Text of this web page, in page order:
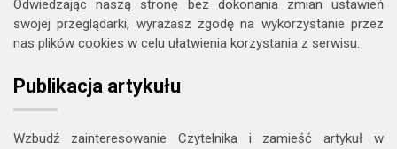
Odwiedzając naszą stronę bez dokonania zmian ustawień
swojej przeglądarki, wyrażasz zgodę na wykorzystanie przez
nas plików cookies w celu ułatwienia korzystania z serwisu.
Publikacja artykułu
Wzbudź zainteresowanie Czytelnika i zamieść artykuł w